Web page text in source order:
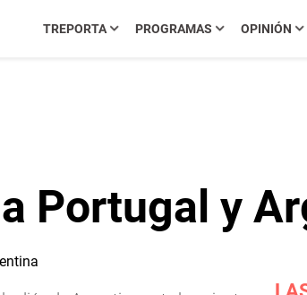
TREPORTA PROGRAMAS OPINIÓN
Portugal y